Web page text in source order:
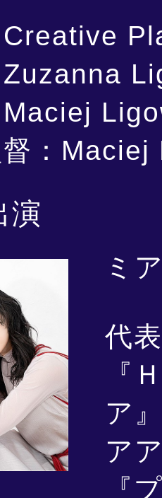
Creative
Zuzanna
Maciej
督：Maciej
演
ミ
代
『
ア
ア
『